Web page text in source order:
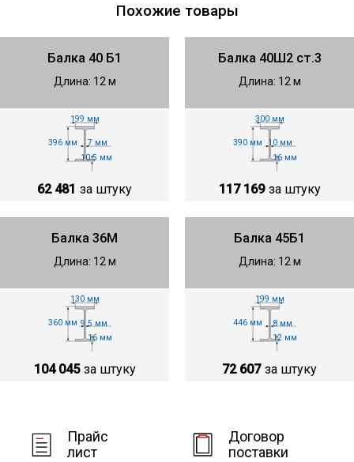
Похожие товары
Балка 40 Б1
Длина: 12 м
396 мм
199 мм
7 мм
10.5 мм
62 481 за штуку
Балка 40Ш2 ст.3
Длина: 12 м
390 мм
300 мм
10 мм
16 мм
117 169 за штуку
Балка 36М
Длина: 12 м
360 мм
130 мм
9.5 мм
16 мм
104 045 за штуку
Балка 45Б1
Длина: 12 м
446 мм
199 мм
8 мм
12 мм
72 607 за штуку
Прайс
лист
Договор
поставки